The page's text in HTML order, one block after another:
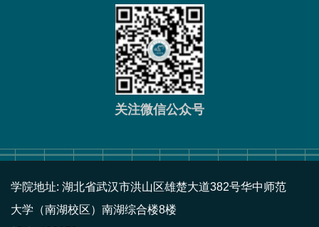
关注微信公众号
学院地址: 湖北省武汉市洪山区雄楚大道382号华中师范
大学（南湖校区）南湖综合楼8楼